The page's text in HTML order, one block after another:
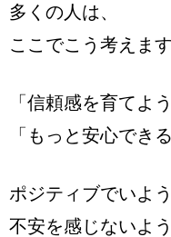
多くの人は、
ここでこう考えます
「信頼感を育てよう
「もっと安心でき
ポジティブでいよ
不安を感じないよ